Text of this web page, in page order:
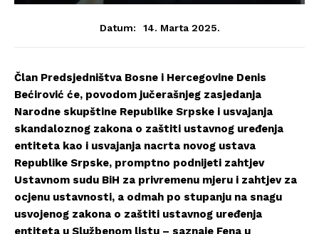
Datum: 14. Marta 2025.
Član Predsjedništva Bosne i Hercegovine Denis
Bećirović će, povodom jučerašnjeg zasjedanja
Narodne skupštine Republike Srpske i usvajanja
skandaloznog zakona o zaštiti ustavnog uređenja
entiteta kao i usvajanja nacrta novog ustava
Republike Srpske, promptno podnijeti zahtjev
Ustavnom sudu BiH za privremenu mjeru i zahtjev za
ocjenu ustavnosti, a odmah po stupanju na snagu
usvojenog zakona o zaštiti ustavnog uređenja
entiteta u Službenom listu – saznaje Fena u